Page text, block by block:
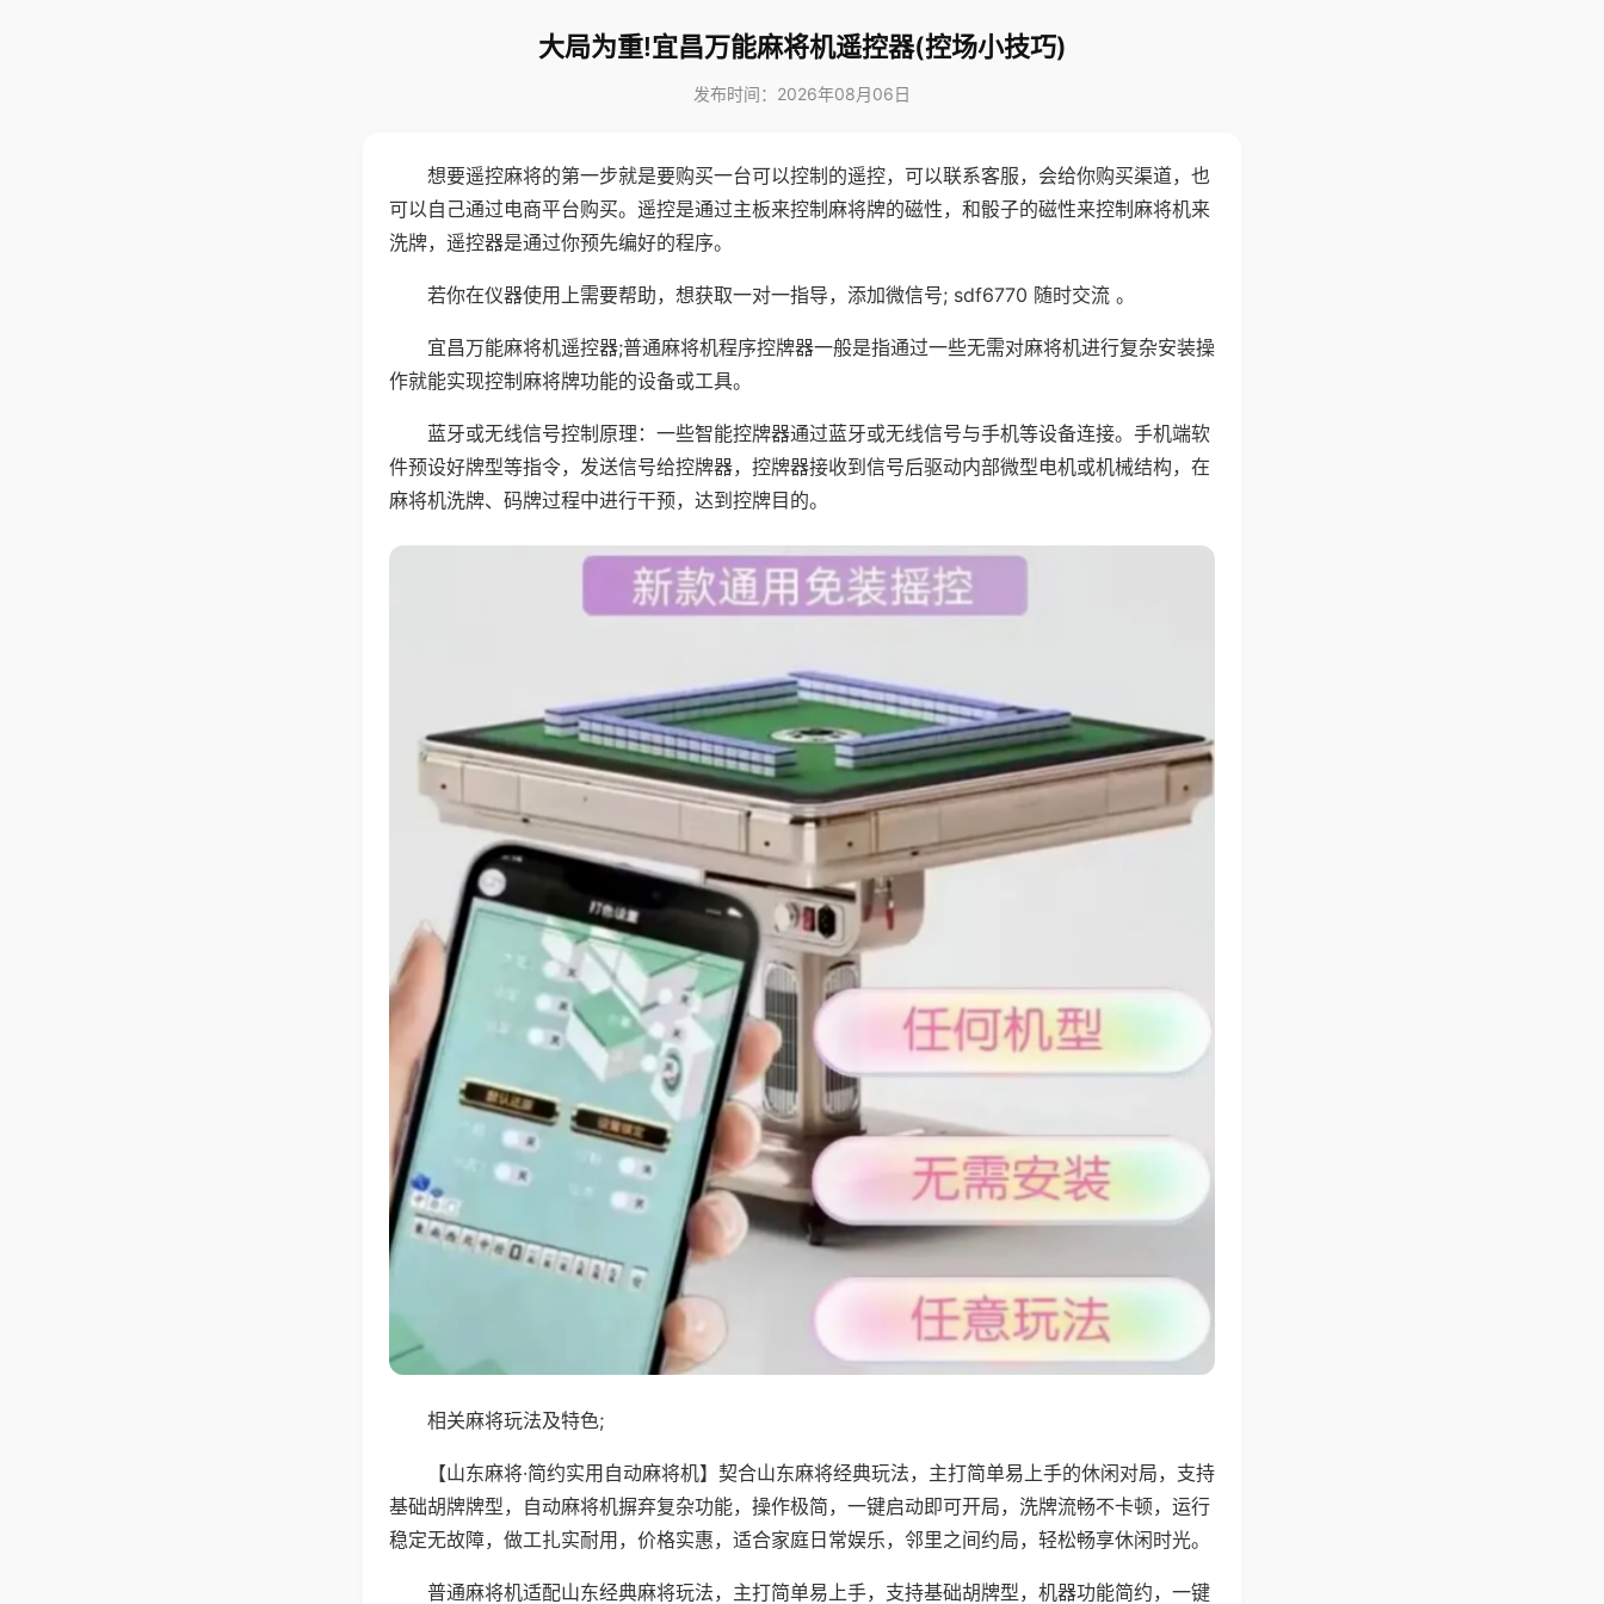
大局为重!宜昌万能麻将机遥控器(控场小技巧)
发布时间：2026年08月06日
想要遥控麻将的第一步就是要购买一台可以控制的遥控，可以联系客服，会给你购买渠道，也
可以自己通过电商平台购买。遥控是通过主板来控制麻将牌的磁性，和骰子的磁性来控制麻将机来
洗牌，遥控器是通过你预先编好的程序。
若你在仪器使用上需要帮助，想获取一对一指导，添加微信号; sdf6770 随时交流 。
宜昌万能麻将机遥控器;普通麻将机程序控牌器一般是指通过一些无需对麻将机进行复杂安装操
作就能实现控制麻将牌功能的设备或工具。
蓝牙或无线信号控制原理：一些智能控牌器通过蓝牙或无线信号与手机等设备连接。手机端软
件预设好牌型等指令，发送信号给控牌器，控牌器接收到信号后驱动内部微型电机或机械结构，在
麻将机洗牌、码牌过程中进行干预，达到控牌目的。
相关麻将玩法及特色;
【山东麻将·简约实用自动麻将机】契合山东麻将经典玩法，主打简单易上手的休闲对局，支持
基础胡牌牌型，自动麻将机摒弃复杂功能，操作极简，一键启动即可开局，洗牌流畅不卡顿，运行
稳定无故障，做工扎实耐用，价格实惠，适合家庭日常娱乐，邻里之间约局，轻松畅享休闲时光。
普通麻将机适配山东经典麻将玩法，主打简单易上手，支持基础胡牌型，机器功能简约，一键